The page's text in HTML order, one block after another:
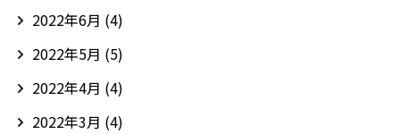
2022年6月 (4)
2022年5月 (5)
2022年4月 (4)
2022年3月 (4)